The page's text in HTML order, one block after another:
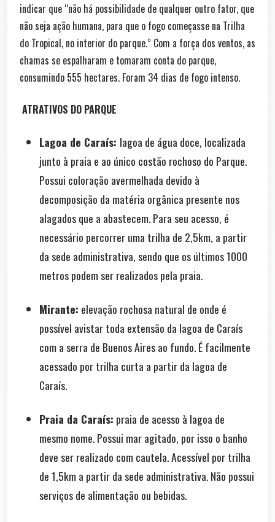
indicar que “não há possibilidade de qualquer outro fator, que
não seja ação humana, para que o fogo começasse na Trilha
do Tropical, no interior do parque.” Com a força dos ventos, as
chamas se espalharam e tomaram conta do parque,
consumindo 555 hectares. Foram 34 dias de fogo intenso.
ATRATIVOS DO PARQUE
Lagoa de Caraís: lagoa de água doce, localizada
junto à praia e ao único costão rochoso do Parque.
Possui coloração avermelhada devido à
decomposição da matéria orgânica presente nos
alagados que a abastecem. Para seu acesso, é
necessário percorrer uma trilha de 2,5km, a partir
da sede administrativa, sendo que os últimos 1000
metros podem ser realizados pela praia.
Mirante: elevação rochosa natural de onde é
possível avistar toda extensão da lagoa de Caraís
com a serra de Buenos Aires ao fundo. É facilmente
acessado por trilha curta a partir da lagoa de
Caraís.
Praia da Caraís: praia de acesso à lagoa de
mesmo nome. Possui mar agitado, por isso o banho
deve ser realizado com cautela. Acessível por trilha
de 1,5km a partir da sede administrativa. Não possui
serviços de alimentação ou bebidas.